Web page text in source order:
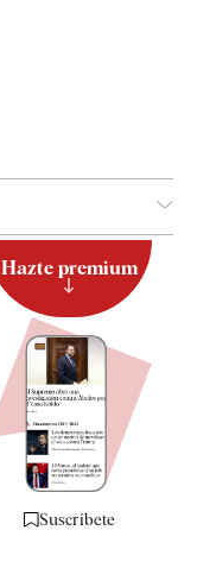
Hazte premium
Suscríbete